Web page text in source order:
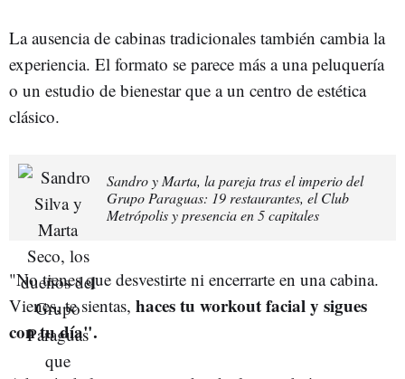
La ausencia de cabinas tradicionales también cambia la
experiencia. El formato se parece más a una peluquería
o un estudio de bienestar que a un centro de estética
clásico.
Sandro y Marta, la pareja tras el imperio del
Grupo Paraguas: 19 restaurantes, el Club
Metrópolis y presencia en 5 capitales
"No tienes que desvestirte ni encerrarte en una cabina.
Vienes, te sientas, haces tu workout facial y sigues
con tu día".